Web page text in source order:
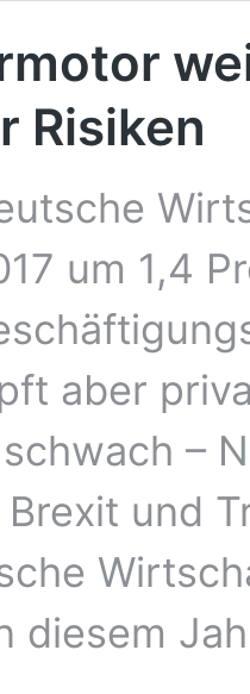
Risiken
um 1,4
aber
–
und
diesem